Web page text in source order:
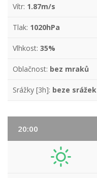
Vítr: 1.87m/s
Tlak: 1020hPa
Vlhkost: 35%
Oblačnost: bez mraků
Srážky [3h]: beze srážek
20:00